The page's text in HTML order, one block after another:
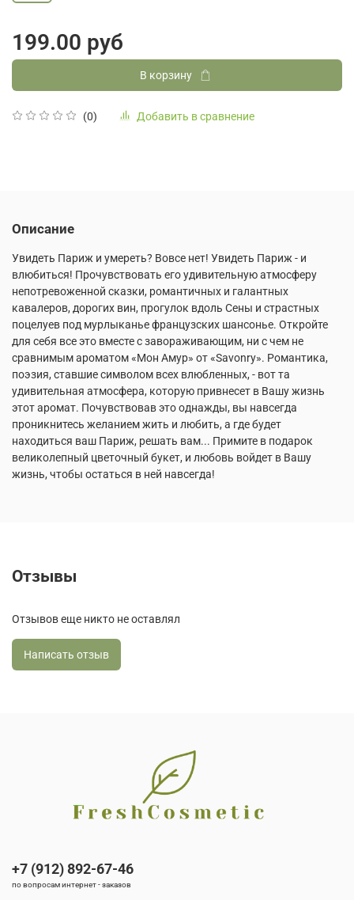
(0) Добавить в сравнение
199.00 руб
В корзину
Описание
Увидеть Париж и умереть? Вовсе нет! Увидеть Париж - и
влюбиться! Прочувствовать его удивительную атмосферу
непотревоженной сказки, романтичных и галантных
кавалеров, дорогих вин, прогулок вдоль Сены и страстных
поцелуев под мурлыканье французских шансонье. Откройте
для себя все это вместе с завораживающим, ни с чем не
сравнимым ароматом «Мон Амур» от «Savonry». Романтика,
поэзия, ставшие символом всех влюбленных, - вот та
удивительная атмосфера, которую привнесет в Вашу жизнь
этот аромат. Почувствовав это однажды, вы навсегда
проникнитесь желанием жить и любить, а где будет
находиться ваш Париж, решать вам... Примите в подарок
великолепный цветочный букет, и любовь войдет в Вашу
жизнь, чтобы остаться в ней навсегда!
Отзывы
Отзывов еще никто не оставлял
Написать отзыв
+7 (912) 892-67-46
по вопросам интернет - заказов